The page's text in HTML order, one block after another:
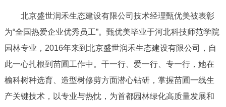
北京盛世润禾生态建设有限公司技术经理甄优美被表彰
为“全国热爱企业优秀员工”。甄优美毕业于河北科技师范学院
园林专业，2016年来到北京盛世润禾生态建设有限公司，自
此一心扎根到苗圃工作中。干一行、爱一行、专一行，她在
榆科树种选育、造型树修剪方面潜心钻研，掌握苗圃一线生
产关键技术，以专业与热忱，为首都园林绿化高质量发展和